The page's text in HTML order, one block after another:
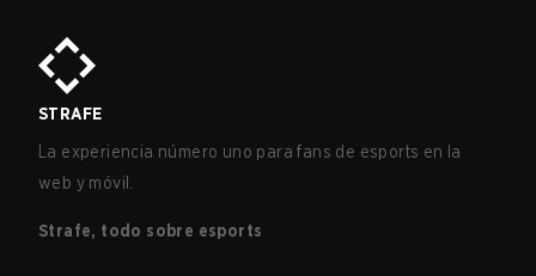
STRAFE
La experiencia número uno para fans de esports en la
web y móvil.
Strafe, todo sobre esports